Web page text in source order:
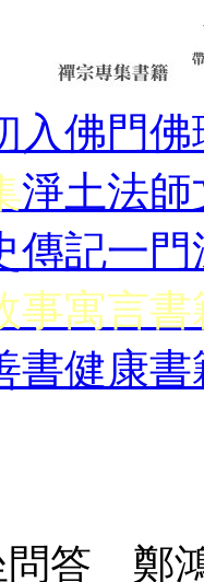
入佛門佛
淨土法師
傳記一門
事寓言書
書健康書
問答 鄭